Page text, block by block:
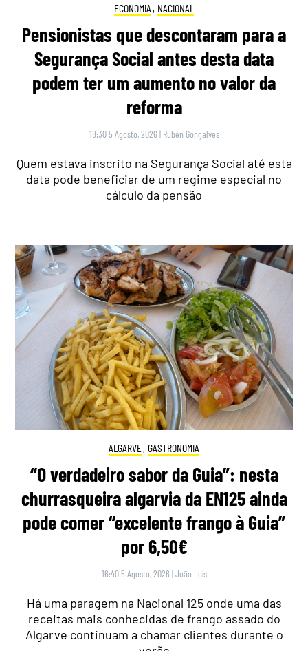
ECONOMIA , NACIONAL
Pensionistas que descontaram para a
Segurança Social antes desta data
podem ter um aumento no valor da
reforma
18:30 5 Agosto, 2026 | Rubén Gonçalves
Quem estava inscrito na Segurança Social até esta
data pode beneficiar de um regime especial no
cálculo da pensão
ALGARVE, GASTRONOMIA
“O verdadeiro sabor da Guia”: nesta
churrasqueira algarvia da EN125 ainda
pode comer “excelente frango à Guia”
por 6,50€
16:40 5 Agosto, 2026 |João Luís
Há uma paragem na Nacional 125 onde uma das
receitas mais conhecidas de frango assado do
Algarve continuam a chamar clientes durante o